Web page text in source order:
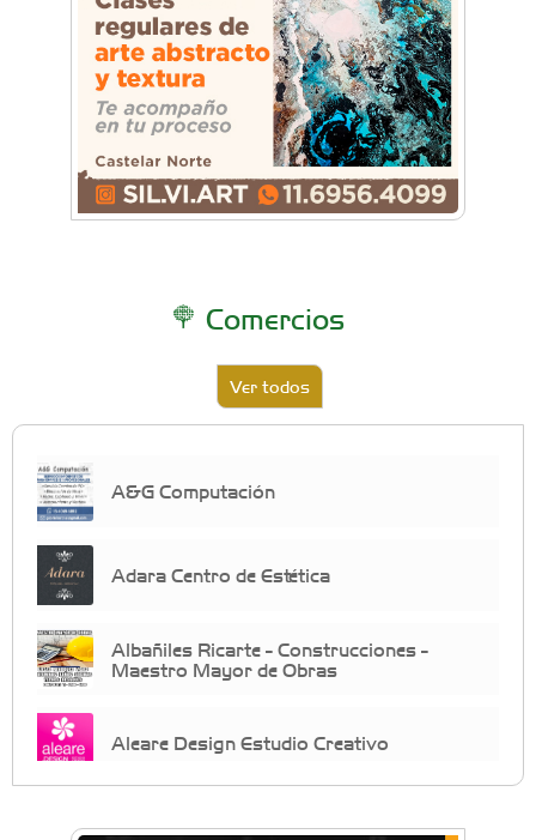
Comercios
Ver todos
A&G Computación
Adara Centro de Estética
Albañiles Ricarte - Construcciones -
Maestro Mayor de Obras
Aleare Design Estudio Creativo
Almacén Chiche